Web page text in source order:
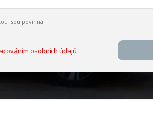
jsou povinná
osobních údajů